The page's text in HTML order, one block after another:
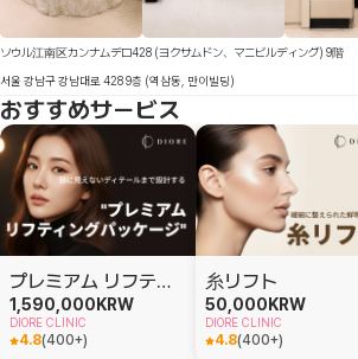
ソウル江南区カンナムデロ428 (ヨクサムドン、マニビルディング) 9階
서울 강남구 강남대로 428 9층 (역삼동, 만이빌딩)
おすすめサービス
プレミアム リフティングパッケージ
1,590,000 KRW
DIORE CLINIC
4.8(400+)
糸リフト
50,000 KRW
DIORE CLINIC
4.8(400+)